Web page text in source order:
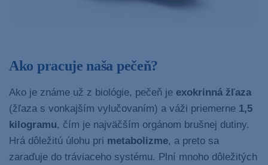
Ako pracuje naša pečeň?
Ako je známe už z biológie, pečeň je exokrinná žľaza
(žľaza s vonkajším vylučovaním) a váži priemerne 1,5
kilogramu, čím je najväčším orgánom brušnej dutiny.
Hrá dôležitú úlohu pri metabolizme, a preto sa
zaraďuje do tráviaceho systému. Plní mnoho dôležitých